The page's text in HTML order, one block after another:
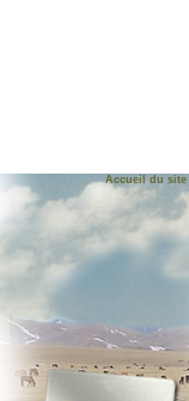
Accueil du site